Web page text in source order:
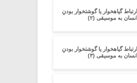
ارتباط گیاهخوار یا گوشتخوار بودنِ
انسان به موسیقی (۲)
ارتباط گیاهخوار یا گوشتخوار بودنِ
انسان به موسیقی (۳)